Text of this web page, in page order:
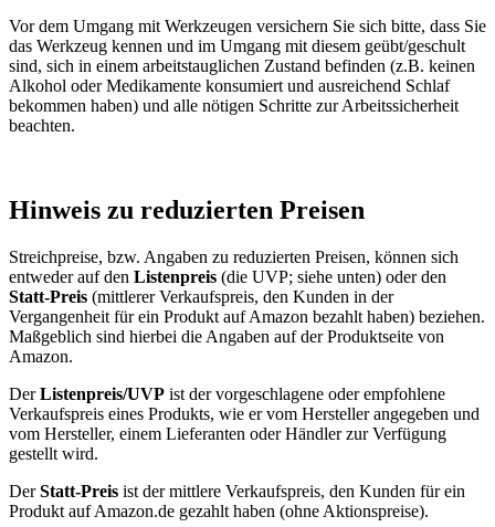
Vor dem Umgang mit Werkzeugen versichern Sie sich bitte, dass Sie
das Werkzeug kennen und im Umgang mit diesem geübt/geschult
sind, sich in einem arbeitstauglichen Zustand befinden (z.B. keinen
Alkohol oder Medikamente konsumiert und ausreichend Schlaf
bekommen haben) und alle nötigen Schritte zur Arbeitssicherheit
beachten.
Hinweis zu reduzierten Preisen
Streichpreise, bzw. Angaben zu reduzierten Preisen, können sich
entweder auf den Listenpreis (die UVP; siehe unten) oder den
Statt-Preis (mittlerer Verkaufspreis, den Kunden in der
Vergangenheit für ein Produkt auf Amazon bezahlt haben) beziehen.
Maßgeblich sind hierbei die Angaben auf der Produktseite von
Amazon.
DerListenpreis/UVP ist der vorgeschlagene oder empfohlene
Verkaufspreis eines Produkts, wie er vom Hersteller angegeben und
vom Hersteller, einem Lieferanten oder Händler zur Verfügung
gestellt wird.
DerStatt-Preis ist der mittlere Verkaufspreis, den Kunden für ein
Produkt auf Amazon.de gezahlt haben (ohne Aktionspreise).